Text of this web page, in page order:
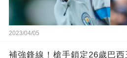
2023/04/05
補強鋒線！槍手鎖定26歲巴